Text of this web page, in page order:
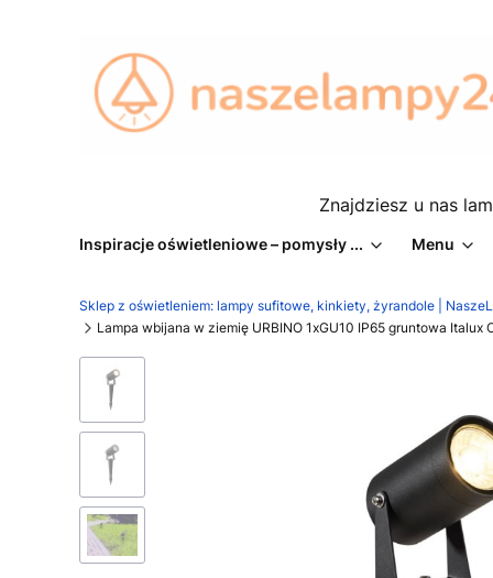
Znajdziesz u nas
Inspiracje oświetleniowe – pomysły ... Menu
Sklep z oświetleniem: lampy sufitowe, kinkiety, żyrandole |
Lampa wbijana w ziemię URBINO 1xGU10 IP65 gruntowa Italux